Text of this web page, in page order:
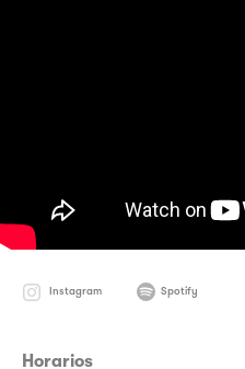
Instagram Spotify
Horarios